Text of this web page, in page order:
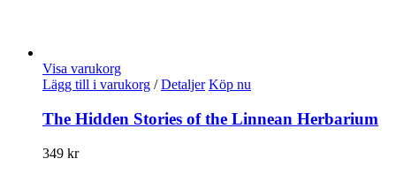
Visa varukorg
Lägg till i varukorg / Detaljer Köp nu
The Hidden Stories of the Linnean Herbarium
349 kr